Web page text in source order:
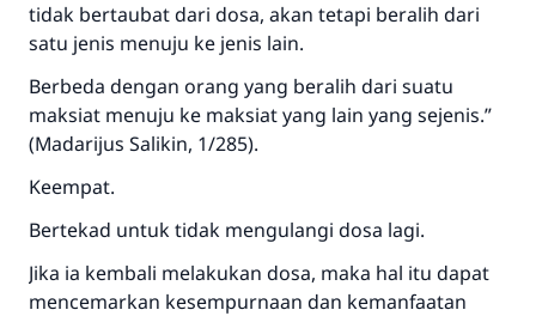
tidak bertaubat dari dosa, akan tetapi beralih dari
satu jenis menuju ke jenis lain.
Berbeda dengan orang yang beralih dari suatu
maksiat menuju ke maksiat yang lain yang sejenis.”
(Madarijus Salikin, 1/285).
Keempat.
Bertekad untuk tidak mengulangi dosa lagi.
Jika ia kembali melakukan dosa, maka hal itu dapat
mencemarkan kesempurnaan dan kemanfaatan